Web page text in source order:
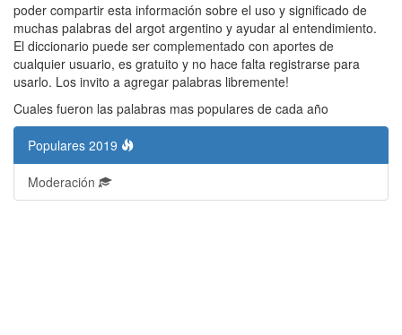
poder compartir esta información sobre el uso y significado de
muchas palabras del argot argentino y ayudar al entendimiento.
El diccionario puede ser complementado con aportes de
cualquier usuario, es gratuito y no hace falta registrarse para
usarlo. Los invito a agregar palabras libremente!
Cuales fueron las palabras mas populares de cada año
Populares 2019
Moderación